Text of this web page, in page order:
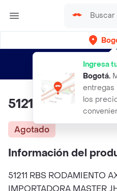
Ingresa
Bogotá.
entregas
los
envíos gratis por
51211 Rbs
Agotado
Información del
51211 RBS RODAMIENTO
IMPORTADORA MASTER